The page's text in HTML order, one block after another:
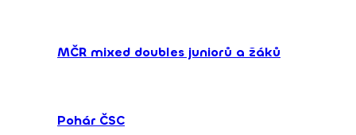
MČR mixed doubles juniorů a žáků
Pohár ČSC